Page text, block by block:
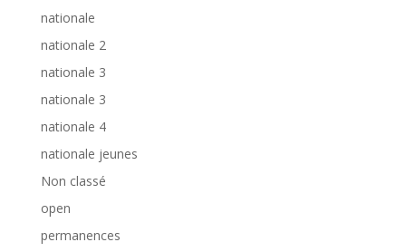
nationale
nationale 2
nationale 3
nationale 3
nationale 4
nationale jeunes
Non classé
open
permanences